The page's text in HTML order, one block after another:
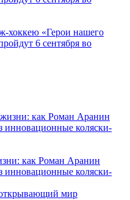
хоккею «Герои нашего
6 сентября во
как Роман Аранин
инновационные коляски-